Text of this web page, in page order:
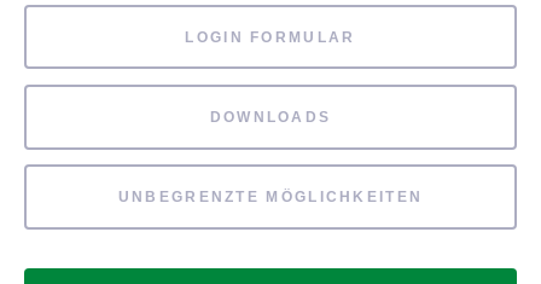
LOGIN FORMULAR
DOWNLOADS
UNBEGRENZTE MÖGLICHKEITEN